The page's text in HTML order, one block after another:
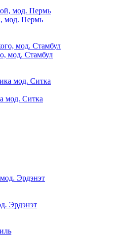
мод. Пермь
мод. Стамбул
мод. Ситка
Эрдэнэт